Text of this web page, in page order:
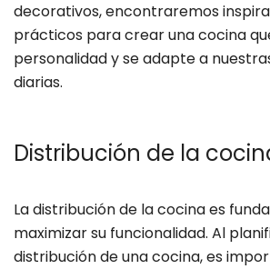
decorativos, encontraremos
prácticos para crear una cocina
personalidad y se adapte a
diarias.
Distribución de la
La distribución de la cocina es
maximizar su funcionalidad. Al
distribución de una cocina, es